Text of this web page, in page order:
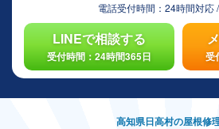
電話受付時間： 24時間対応/
LINEで相談する
受付時間：24時間365日 受
高知県日高村の屋根修